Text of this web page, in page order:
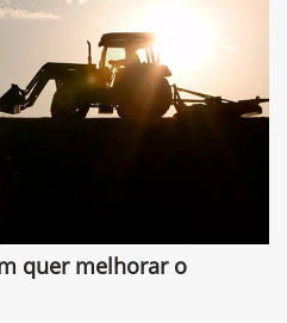
quer melhorar o